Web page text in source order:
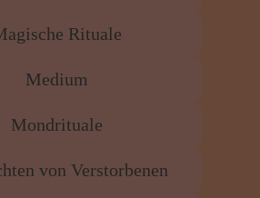
Rituale
Medium
Mondrituale
von Verstorbenen